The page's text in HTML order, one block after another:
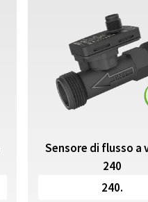
Sensore di flusso a
240
240.